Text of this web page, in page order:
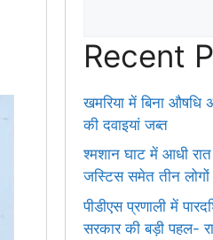
Recent
खमरिया में बिना औषधि
की दवाइयां जब्त
श्मशान घाट में आधी
जस्टिस समेत तीन लोगों
पीडीएस प्रणाली में
सरकार की बड़ी पहल-